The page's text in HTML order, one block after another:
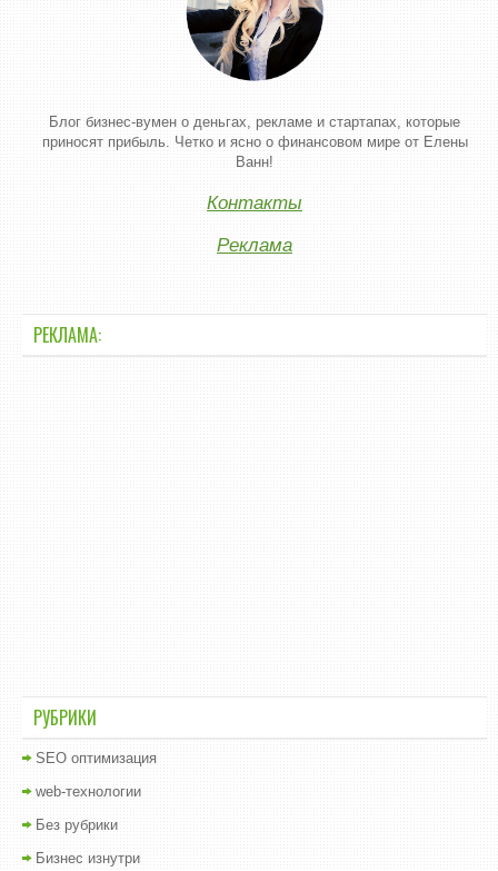
Блог бизнес-вумен о деньгах, рекламе и стартапах, которые
приносят прибыль. Четко и ясно о финансовом мире от Елены
Ванн!
Контакты
Реклама
РЕКЛАМА:
РУБРИКИ
SEO оптимизация
web-технологии
Без рубрики
Бизнес изнутри